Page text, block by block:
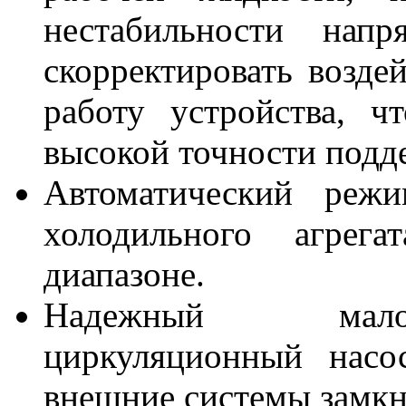
нестабильности
скорректировать
работу устройства,
высокой точности
Автоматический
холодильного
диапазоне.
Надежный
циркуляционный
внешние системы